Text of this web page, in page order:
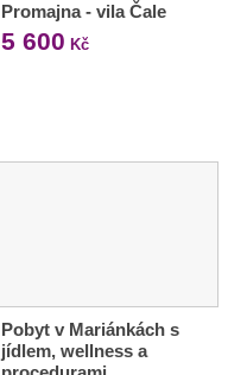
Promajna - vila Čale
5 600 Kč
Pobyt v Mariánkách s
jídlem, wellness a